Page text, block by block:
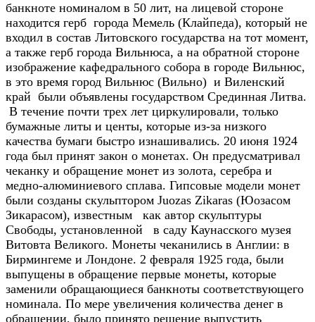
банкноте номиналом в 50 лит, на лицевой стороне
находится герб города Мемель (Клайпеда), который не
входил в состав Литовского государства на тот момент,
а также герб города Вильнюса, а на обратной стороне
изображение кафедрального собора в городе Вильнюс,
в это время город Вильнюс (Вильно) и Виленский
край были объявлены государством Срединная Литва.
В течение почти трех лет циркулировали, только
бумажные литы и центы, которые из-за низкого
качества бумаги быстро изнашивались. 20 июня 1924
года был принят закон о монетах. Он предусматривал
чеканку и обращение монет из золота, серебра и
медно-алюминиевого сплава. Гипсовые модели монет
были созданы скульптором Juozas Zikaras (Юозасом
Зикарасом), известным как автор скульптуры
Свободы, установленной в саду Каунасского музея
Витовта Великого. Монеты чеканились в Англии: в
Бирмингеме и Лондоне. 2 февраля 1925 года, были
выпущены в обращение первые монеты, которые
заменили обращающиеся банкноты соответствующего
номинала. По мере увеличения количества денег в
обращении, было принято решение выпустить